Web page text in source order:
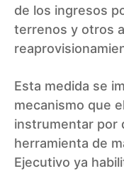
de los ingresos
terrenos y otros
Esta medida se
mecanismo que
instrumentar por
herramienta de
Ejecutivo ya